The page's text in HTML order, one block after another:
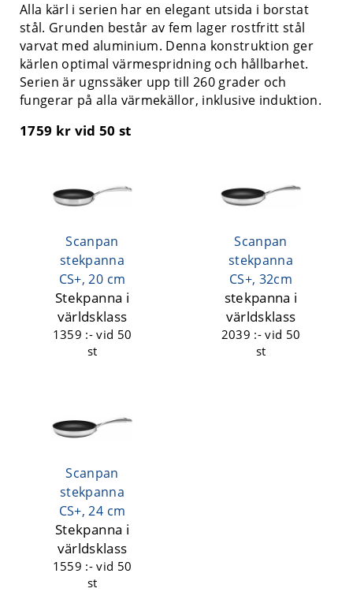
Alla kärl i serien har en elegant utsida i borstat
stål. Grunden består av fem lager rostfritt stål
varvat med aluminium. Denna konstruktion ger
kärlen optimal värmespridning och hållbarhet.
Serien är ugnssäker upp till 260 grader och
fungerar på alla värmekällor, inklusive induktion.
1759 kr vid 50 st
Scanpan
stekpanna
CS+, 20 cm
Stekpanna i
världsklass
1359 :-vid 50
st
Scanpan
stekpanna
CS+, 32cm
stekpanna i
världsklass
2039 :-vid 50
st
Scanpan
stekpanna
CS+, 24 cm
Stekpanna i
världsklass
1559 :-vid 50
st